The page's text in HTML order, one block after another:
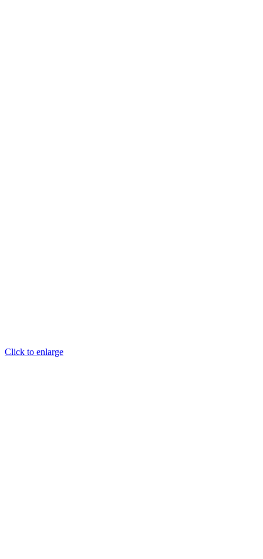
Click to enlarge